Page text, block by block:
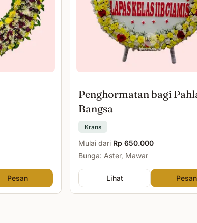
Pesan
Penghormatan bagi
Bangsa
Krans
Mulai dari Rp 650.000
Bunga: Aster, Mawar
Lihat Pesan